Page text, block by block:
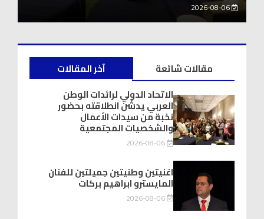
2026-08-06
آخر المقالات
مقالات شائعة
الاتحاد الدولي لرائدات الوطن
العربي يدشّن انطلاقته بحضور
نخبة من سيدات الأعمال
والشخصيات المجتمعية
2026-08-06
اغنيتين وطنيتين جميلتين للفنان
المايسترو ابراهيم بركات
2026-08-06